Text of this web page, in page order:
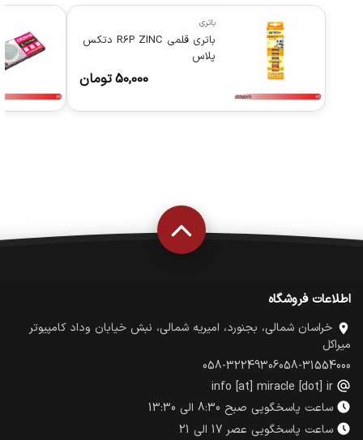
باتری
باتری قلمی R6P ZINC دتکس
پلاس
50,000تومان
اطلاعات فروشگاه
خراسان شمالی، بجنورد، امیریه شمالی، نبش خیابان وداد کامپیوتر
میراکل
058-31554000
058-32249306
info [at] miracle [dot] ir
ساعت پاسخگویی صبح 8:30 الی 13:30
ساعت پاسخگویی عصر 17 الی 21